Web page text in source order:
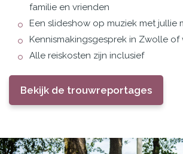
familie en vrienden
Een slideshow op muziek met jullie
Kennismakingsgesprek in Zwolle
Alle reiskosten zijn inclusief
Bekijk de trouwreportages